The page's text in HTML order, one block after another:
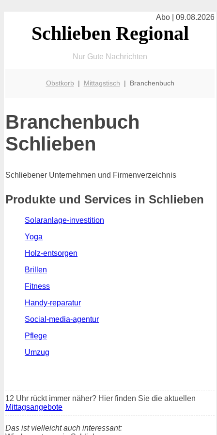
Abo | 09.08.2026
Schlieben Regional
Nur Gute Nachrichten
Obstkorb | Mittagstisch | Branchenbuch
Branchenbuch
Schlieben
Schliebener Unternehmen und Firmenverzeichnis
Produkte und Services in Schlieben
Solaranlage-investition
Yoga
Holz-entsorgen
Brillen
Fitness
Handy-reparatur
Social-media-agentur
Pflege
Umzug
12 Uhr rückt immer näher? Hier finden Sie die aktuellen
Mittagsangebote
Das ist vielleicht auch interessant: